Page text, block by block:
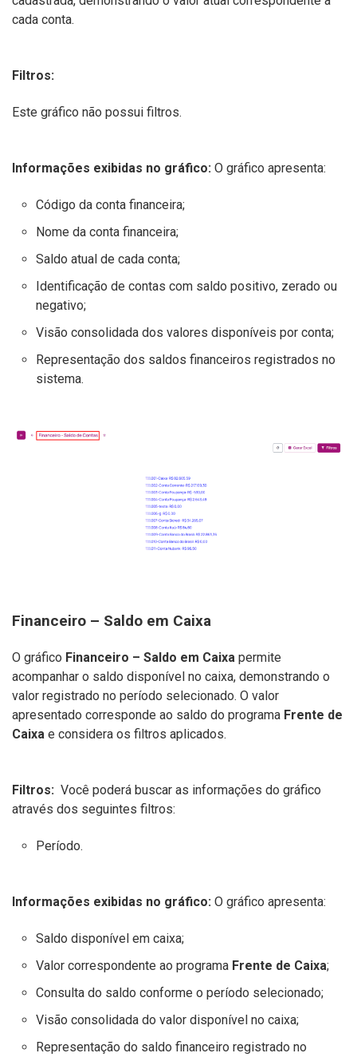
cada conta.
Filtros:
Este gráfico não possui filtros.
Informações exibidas no gráfico: O gráfico apresenta:
Código da conta financeira;
Nome da conta financeira;
Saldo atual de cada conta;
Identificação de contas com saldo positivo, zerado ou
negativo;
Visão consolidada dos valores disponíveis por conta;
Representação dos saldos financeiros registrados no
sistema.
Financeiro – Saldo em Caixa
O gráfico Financeiro – Saldo em Caixa permite
acompanhar o saldo disponível no caixa, demonstrando o
valor registrado no período selecionado. O valor
apresentado corresponde ao saldo do programa Frente de
Caixa e considera os filtros aplicados.
Filtros: Você poderá buscar as informações do gráfico
através dos seguintes filtros:
Período.
Informações exibidas no gráfico: O gráfico apresenta:
Saldo disponível em caixa;
Valor correspondente ao programa Frente de Caixa;
Consulta do saldo conforme o período selecionado;
Visão consolidada do valor disponível no caixa;
Representação do saldo financeiro registrado no